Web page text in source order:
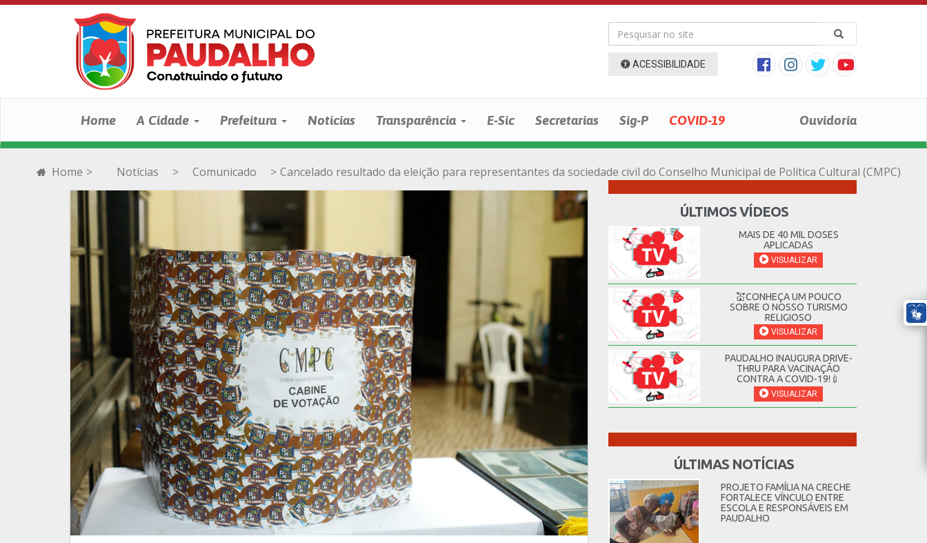
ACESSIBILIDADE
Home A Cidade Prefeitura Notícias Transparência E-Sic Secretarias Sig-P COVID-19 Ouvidoria
Home > Notícias > Comunicado > Cancelado resultado da eleição para representantes da sociedade civil do Conselho Municipal de Política Cultural (CMPC)
ÚLTIMOS VÍDEOS
MAIS DE 40 MIL DOSES
APLICADAS
VISUALIZAR
💒CONHEÇA UM POUCO
SOBRE O NOSSO TURISMO
RELIGIOSO
VISUALIZAR
PAUDALHO INAUGURA DRIVE-
THRU PARA VACINAÇÃO
CONTRA A COVID-19!💉
VISUALIZAR
ÚLTIMAS NOTÍCIAS
PROJETO FAMÍLIA NA CRECHE
FORTALECE VÍNCULO ENTRE
ESCOLA E RESPONSÁVEIS EM
PAUDALHO